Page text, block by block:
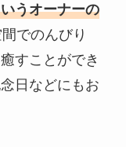
うオーナーの
でのんびり
すことができ
日などにもお